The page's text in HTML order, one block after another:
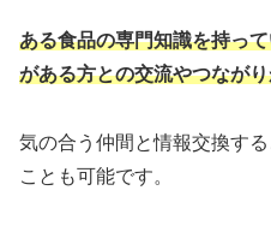
ある食品の専門知識を持っ
がある方との交流やつなが
気の合う仲間と情報交換す
ことも可能です。